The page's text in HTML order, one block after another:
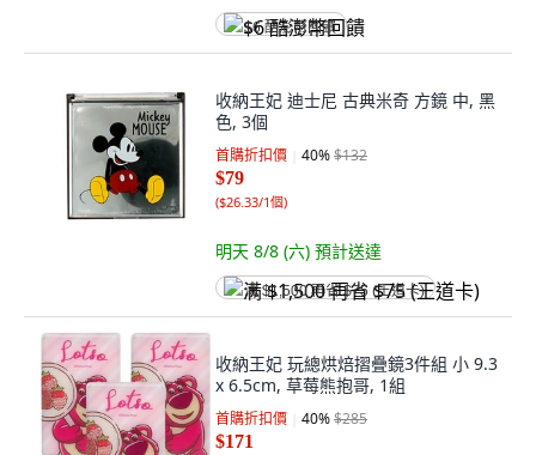
$6 酷澎幣回饋
收納王妃 迪士尼 古典米奇 方鏡 中, 黑
色, 3個
首購折扣價 40%$132
$79
($26.33/1個)
明天 8/8 (六) 預計送達
满 $1,500 再省 $75 (王道卡)
收納王妃 玩總烘焙摺疊鏡3件組 小 9.3
x 6.5cm, 草莓熊抱哥, 1組
首購折扣價 40%$285
$171